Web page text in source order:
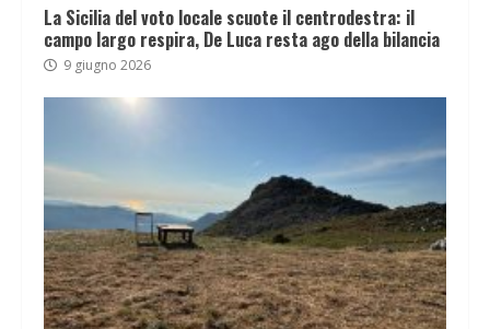
La Sicilia del voto locale scuote il centrodestra: il
campo largo respira, De Luca resta ago della bilancia
9 giugno 2026